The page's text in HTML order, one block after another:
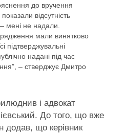
до вручення
відсутність
мені не надали.
мали винятково
підтверджувальні
надані під час
– стверджує Дмитро
і адвокат
До того, що вже
додав, що керівник